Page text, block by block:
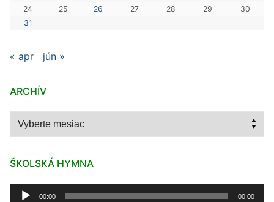
24
25 26 27 28 29
30
31
« apr jún »
ARCHÍV
Archív
ŠKOLSKÁ HYMNA
Audio
00:00 00:00